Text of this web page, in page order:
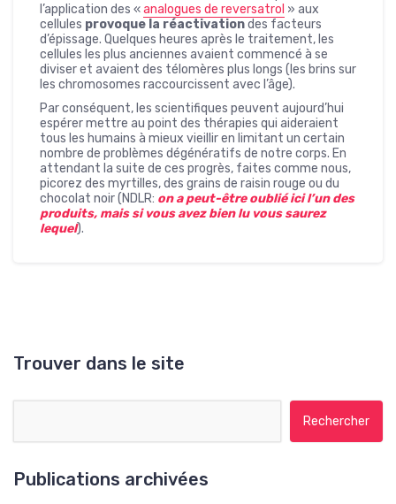
l’application des «analogues de reversatrol » aux
cellules provoque la réactivationdes facteurs
d’épissage. Quelques heures après le traitement, les
cellules les plus anciennes avaient commencé à se
diviser et avaient des télomères plus longs (les brins sur
les chromosomes raccourcissent avec l’âge).
Par conséquent, les scientifiques peuvent aujourd’hui
espérer mettre au point des thérapies qui aideraient
tous les humains à mieux vieillir en limitant un certain
nombre de problèmes dégénératifs de notre corps. En
attendant la suite de ces progrès, faites comme nous,
picorez des myrtilles, des grains de raisin rouge ou du
chocolat noir (NDLR: on a peut-être oublié ici l’un des
produits, mais si vous avez bien lu vous saurez
lequel).
Trouver dans le site
Publications archivées